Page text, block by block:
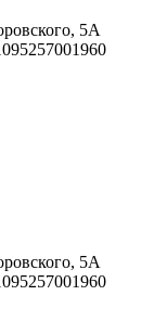
5А
5А